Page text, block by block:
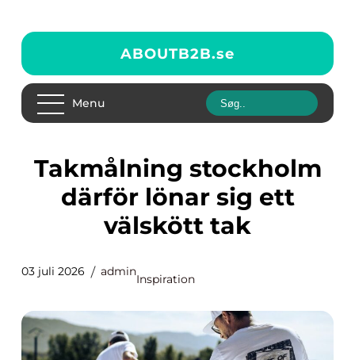
ABOUTB2B.se
Menu
Takmålning stockholm
därför lönar sig ett
välskött tak
03 juli 2026 admin
Inspiration